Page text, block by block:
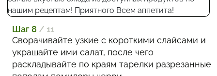
Шаг 8 / 11
Сворачивайте узкие с короткими слайсами и
украшайте ими салат, после чего
раскладывайте по краям тарелки разрезанные